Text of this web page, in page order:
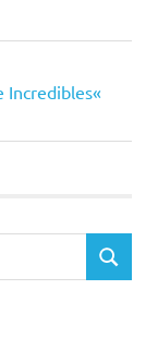
Incredibles«
SUCHEN